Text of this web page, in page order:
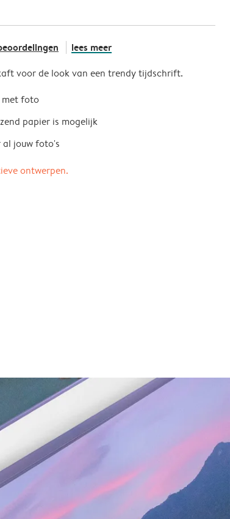
lees meer
voor de look van een trendy tijdschrift.
met foto
papier is mogelijk
jouw foto's
ontwerpen.